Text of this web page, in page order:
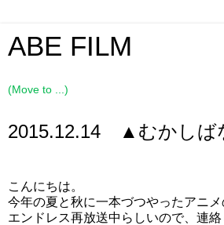
ABE FILM
2015.12.14 ▲むかしば
こんにちは。
今年の夏と秋に一本づつやったアニ
エンドレス再放送中らしいので、連